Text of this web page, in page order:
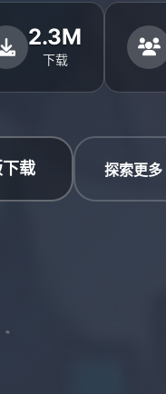
2.3M
下载
载 探索更多